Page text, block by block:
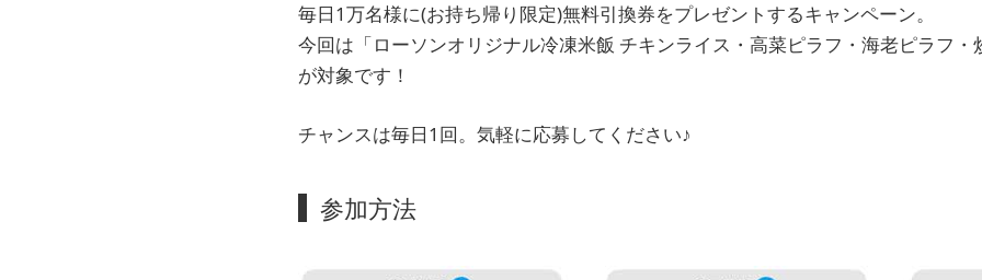
毎日1万名様に(お持ち帰り限定)無料引換券をプレゼントするキャンペーン。
今回は「ローソンオリジナル冷凍米飯 チキンライス・高菜ピラフ・海老ピラフ・
が対象です！
チャンスは毎日1回。気軽に応募してください♪
参加方法